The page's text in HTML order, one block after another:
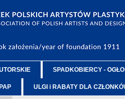
SPADKOBIERCY -
ULGI i RABATY DLA